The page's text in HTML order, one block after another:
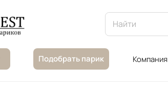
Подобрать парик Компания